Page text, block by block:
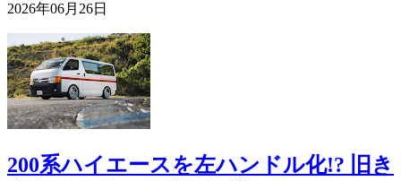
2026年06月26日
200系ハイエースを左ハンドル化!? 旧き